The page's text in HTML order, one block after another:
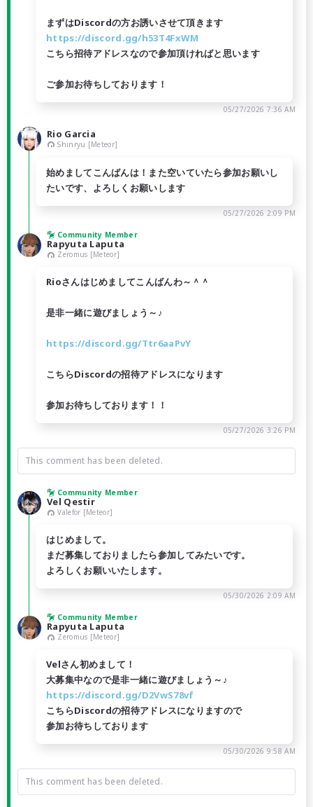
まずはDiscordの方お誘いさせて頂きます
https://discord.gg/h53T4FxWM
こちら招待アドレスなので参加頂ければと思います
ご参加お待ちしております！
05/27/2026 7:36 AM
Rio Garcia
Shinryu [Meteor]
始めましてこんばんは！また空いていたら参加お願いし
たいです、よろしくお願いします
05/27/2026 2:09 PM
Community Member
Rapyuta Laputa
Zeromus [Meteor]
Rioさんはじめましてこんばんわ～＾＾
是非一緒に遊びましょう～♪
https://discord.gg/Ttr6aaPvY
こちらDiscordの招待アドレスになります
参加お待ちしております！！
05/27/2026 3:26 PM
This comment has been deleted.
Community Member
Vel Qestir
Valefor [Meteor]
はじめまして。
まだ募集しておりましたら参加してみたいです。
よろしくお願いいたします。
05/30/2026 2:09 AM
Community Member
Rapyuta Laputa
Zeromus [Meteor]
Velさん初めまして！
大募集中なので是非一緒に遊びましょう～♪
https://discord.gg/D2VwS78vf
こちらDiscordの招待アドレスになりますので
参加お待ちしております
05/30/2026 9:58 AM
This comment has been deleted.